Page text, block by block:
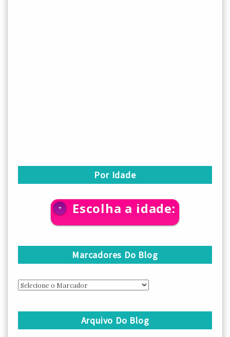
Por Idade
+ Escolha a idade:
Marcadores Do Blog
Arquivo Do Blog